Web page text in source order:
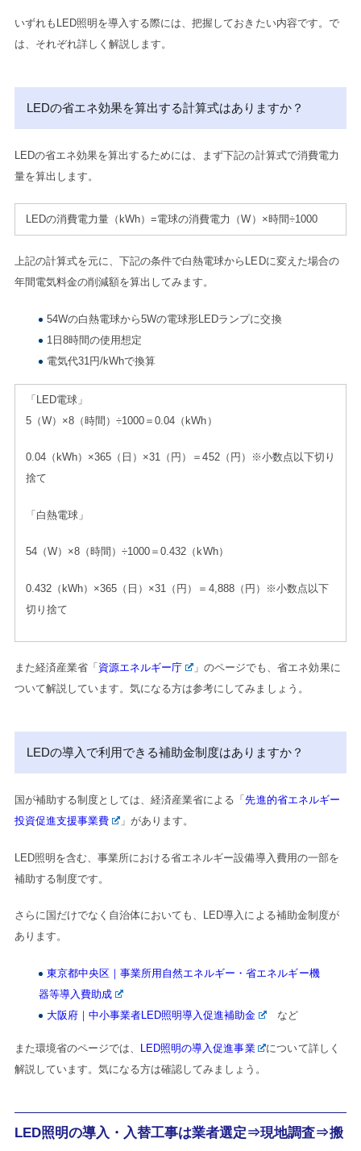
いずれもLED照明を導入する際には、把握しておきたい内容です。で
は、それぞれ詳しく解説します。
LEDの省エネ効果を算出する計算式はありますか？
LEDの省エネ効果を算出するためには、まず下記の計算式で消費電力
量を算出します。
LEDの消費電力量（kWh）=電球の消費電力（W）×時間÷1000
上記の計算式を元に、下記の条件で白熱電球からLEDに変えた場合の
年間電気料金の削減額を算出してみます。
54Wの白熱電球から5Wの電球形LEDランプに交換
1日8時間の使用想定
電気代31円/kWhで換算
「LED電球」
5（W）×8（時間）÷1000＝0.04（kWh）
0.04（kWh）×365（日）×31（円）＝452（円）※小数点以下切り
捨て
「白熱電球」
54（W）×8（時間）÷1000＝0.432（kWh）
0.432（kWh）×365（日）×31（円）＝4,888（円）※小数点以下
切り捨て
また経済産業省「 資源エネルギー庁
」のページでも、省エネ効果に
ついて解説しています。気になる方は参考にしてみましょう。
LEDの導入で利用できる補助金制度はありますか？
国が補助する制度としては、経済産業省による「先進的省エネルギー
投資促進支援事業費
」があります。
LED照明を含む、事業所における省エネルギー設備導入費用の一部を
補助する制度です。
さらに国だけでなく自治体においても、LED導入による補助金制度が
あります。
東京都中央区｜事業所用自然エネルギー・省エネルギー機
器等導入費助成
大阪府｜中小事業者LED照明導入促進補助金
など
また環境省のページでは、 LED照明の導入促進事業
について詳しく
解説しています。気になる方は確認してみましょう。
LED照明の導入・入替工事は業者選定⇒現地調査⇒搬